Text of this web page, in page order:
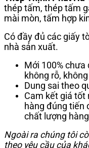
thép tấm, thép tấm
mài mòn, tấm hợp
Có đầy đủ các giấy
nhà sản xuất.
Mới 100% chưa
không rỗ,
Dung sai theo
Cam kết giá tốt
hàng đúng tiến
chất lượng
Ngoài ra chúng tôi
theo yêu cầu của